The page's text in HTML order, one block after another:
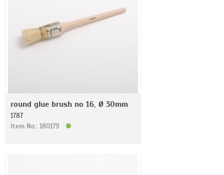
round glue brush no 16, Ø 30mm
1787
Item No.: 180179